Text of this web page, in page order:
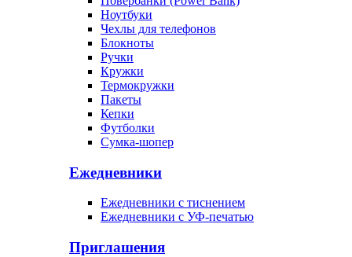
Ноутбуки
Чехлы для телефонов
Блокноты
Ручки
Кружки
Термокружки
Пакеты
Кепки
Футболки
Сумка-шопер
Ежедневники
Ежедневники с тиснением
Ежедневники с УФ-печатью
Приглашения